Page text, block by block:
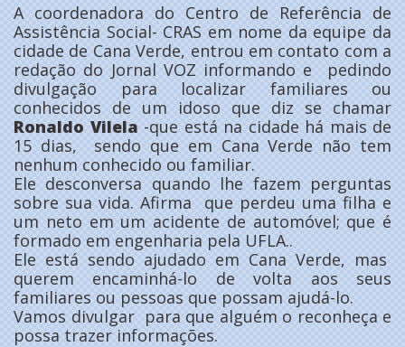
A coordenadora do Centro de Referência de
Assistência Social- CRAS em nome da equipe da
cidade de Cana Verde, entrou em contato com a
redação do Jornal VOZ informando e pedindo
divulgação para localizar familiares ou
conhecidos de um idoso que diz se chamar
Ronaldo Vilela -que está na cidade há mais de
15 dias, sendo que em Cana Verde não tem
nenhum conhecido ou familiar.
Ele desconversa quando lhe fazem perguntas
sobre sua vida. Afirma que perdeu uma filha e
um neto em um acidente de automóvel; que é
formado em engenharia pela UFLA..
Ele está sendo ajudado em Cana Verde, mas
querem encaminhá-lo de volta aos seus
familiares ou pessoas que possam ajudá-lo.
Vamos divulgar para que alguém o reconheça e
possa trazer informações.